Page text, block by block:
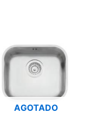
AGOTADO